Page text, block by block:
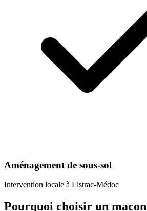
Aménagement de sous-sol
Intervention locale à Listrac-Médoc
Pourquoi choisir un maçon